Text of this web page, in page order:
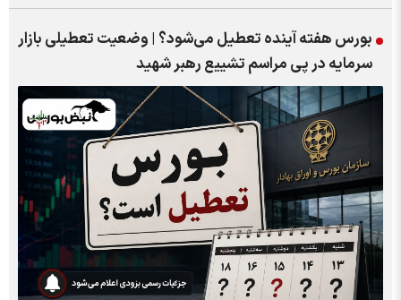
بورس هفته آینده تعطیل می‌شود؟ | وضعیت تعطیلی بازار
سرمایه در پی مراسم تشییع رهبر شهید